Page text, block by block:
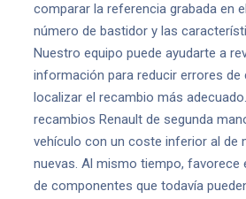
comparar la referencia grabada en
número de bastidor y las
Nuestro equipo puede ayudarte a
información para reducir errores de
localizar el recambio más
recambios Renault de segunda
vehículo con un coste inferior al de
nuevas. Al mismo tiempo, favorece
de componentes que todavía